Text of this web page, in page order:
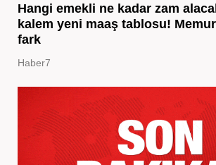
Hangi emekli ne kadar zam
kalem yeni maaş tablosu!
fark
Haber7